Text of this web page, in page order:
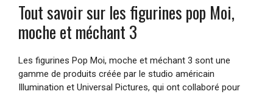
Tout savoir sur les figurines pop Moi,
moche et méchant 3
Les figurines Pop Moi, moche et méchant 3 sont une
gamme de produits créée par le studio américain
Illumination et Universal Pictures, qui ont collaboré pour